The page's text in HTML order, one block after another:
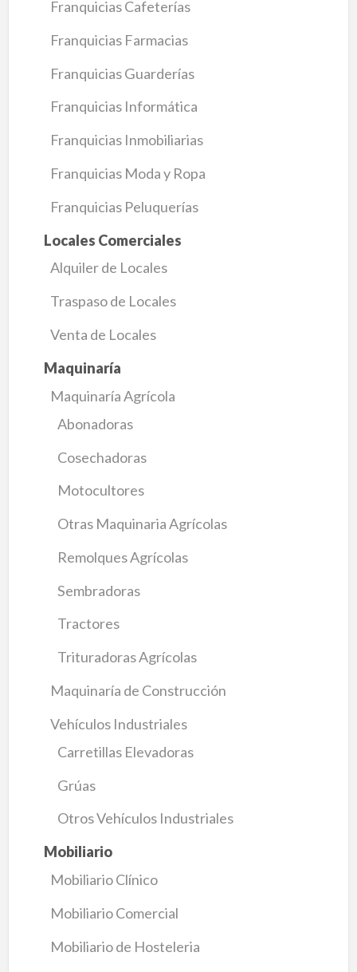
Franquicias Cafeterías
Franquicias Farmacias
Franquicias Guarderías
Franquicias Informática
Franquicias Inmobiliarias
Franquicias Moda y Ropa
Franquicias Peluquerías
Locales Comerciales
Alquiler de Locales
Traspaso de Locales
Venta de Locales
Maquinaría
Maquinaría Agrícola
Abonadoras
Cosechadoras
Motocultores
Otras Maquinaria Agrícolas
Remolques Agrícolas
Sembradoras
Tractores
Trituradoras Agrícolas
Maquinaría de Construcción
Vehículos Industriales
Carretillas Elevadoras
Grúas
Otros Vehículos Industriales
Mobiliario
Mobiliario Clínico
Mobiliario Comercial
Mobiliario de Hosteleria